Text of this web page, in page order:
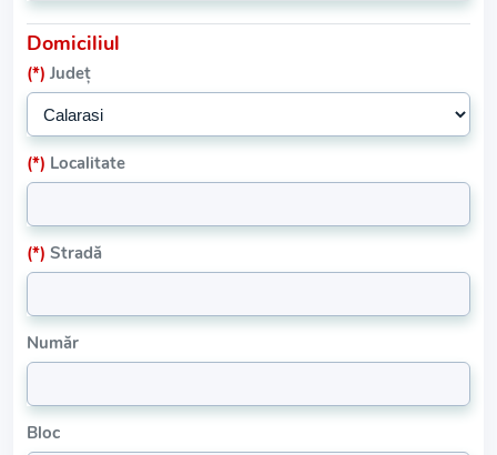
Domiciliul
(*) Județ
(*) Localitate
(*) Stradă
Număr
Bloc